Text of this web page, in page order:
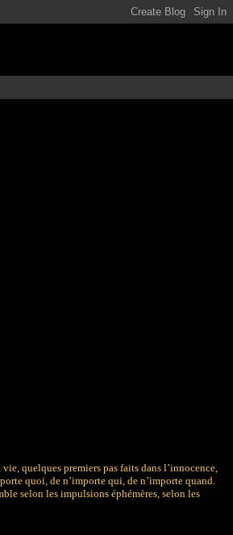
quelques premiers pas faits dans l’innocence,
quoi, de n’importe qui, de n’importe quand.
selon les impulsions éphémères, selon les